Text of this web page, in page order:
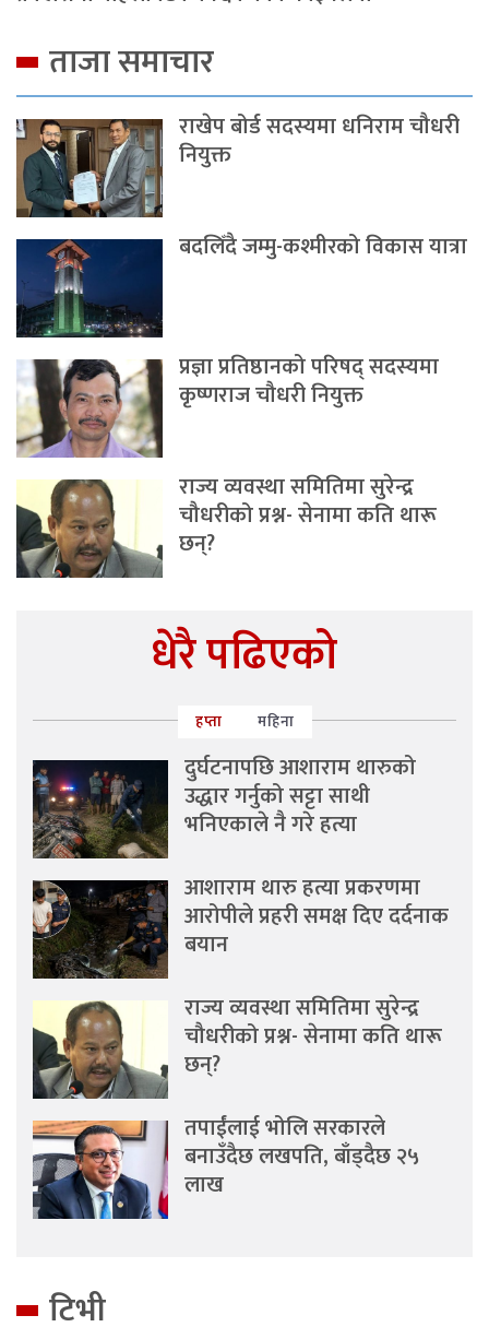
ताजा समाचार
राखेप बोर्ड सदस्यमा धनिराम चौधरी
नियुक्त
बदलिँदै जम्मु-कश्मीरको विकास यात्रा
प्रज्ञा प्रतिष्ठानको परिषद् सदस्यमा
कृष्णराज चौधरी नियुक्त
राज्य व्यवस्था समितिमा सुरेन्द्र
चौधरीको प्रश्न- सेनामा कति थारू
छन्?
धेरै पढिएको
हप्ता महिना
दुर्घटनापछि आशाराम थारुको
उद्धार गर्नुको सट्टा साथी
भनिएकाले नै गरे हत्या
आशाराम थारु हत्या प्रकरणमा
आरोपीले प्रहरी समक्ष दिए दर्दनाक
बयान
राज्य व्यवस्था समितिमा सुरेन्द्र
चौधरीको प्रश्न- सेनामा कति थारू
छन्?
तपाईंलाई भोलि सरकारले
बनाउँदैछ लखपति, बाँड्दैछ २५
लाख
टिभी